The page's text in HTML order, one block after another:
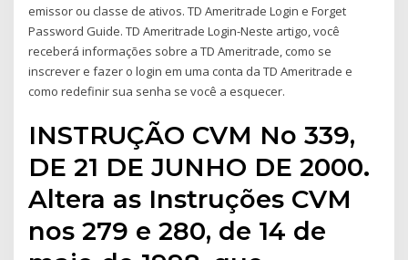
emissor ou classe de ativos. TD Ameritrade Login e Forget
Password Guide. TD Ameritrade Login-Neste artigo, você
receberá informações sobre a TD Ameritrade, como se
inscrever e fazer o login em uma conta da TD Ameritrade e
como redefinir sua senha se você a esquecer.
INSTRUÇÃO CVM No 339,
DE 21 DE JUNHO DE 2000.
Altera as Instruções CVM
nos 279 e 280, de 14 de